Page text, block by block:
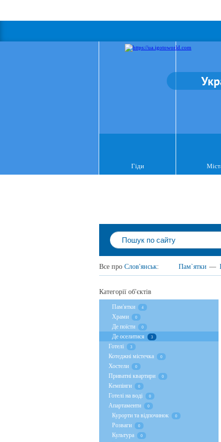
Гіди
Все про Слов'янськ: Пам`ятки —
Категорії об'єктів
Пам'ятки 4
Храми 0
Де поїсти 0
Де оселитися 3
Готелі 3
Котеджні містечка 0
Хостели 0
Приватні квартири 0
Кемпінги 0
Готелі на воді 0
Апартаменти 0
Курорти та відпочинок 0
Розваги 0
Культура 0